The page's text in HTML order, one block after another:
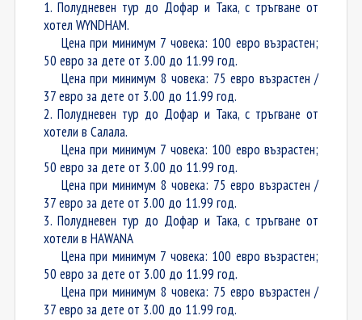
1. Полудневен тур до Дофар и Така, с тръгване от
хотел WYNDHAM.
Цена при минимум 7 човека: 100 евро възрастен;
50 евро за дете от 3.00 до 11.99 год.
Цена при минимум 8 човека: 75 евро възрастен /
37 евро за дете от 3.00 до 11.99 год.
2. Полудневен тур до Дофар и Така, с тръгване от
хотели в Салала.
Цена при минимум 7 човека: 100 евро възрастен;
50 евро за дете от 3.00 до 11.99 год.
Цена при минимум 8 човека: 75 евро възрастен /
37 евро за дете от 3.00 до 11.99 год.
3. Полудневен тур до Дофар и Така, с тръгване от
хотели в HAWANA
Цена при минимум 7 човека: 100 евро възрастен;
50 евро за дете от 3.00 до 11.99 год.
Цена при минимум 8 човека: 75 евро възрастен /
37 евро за дете от 3.00 до 11.99 год.